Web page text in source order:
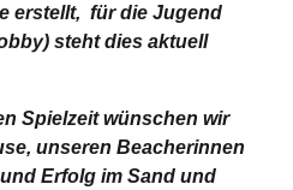
erstellt, für die Jugend
steht dies aktuell
Spielzeit wünschen wir
unseren Beacherinnen
Erfolg im Sand und